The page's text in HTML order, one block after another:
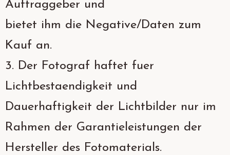
Auftraggeber und
bietet ihm die Negative/Daten zum
Kauf an.
3. Der Fotograf haftet fuer
Lichtbestaendigkeit und
Dauerhaftigkeit der Lichtbilder nur im
Rahmen der Garantieleistungen der
Hersteller des Fotomaterials.